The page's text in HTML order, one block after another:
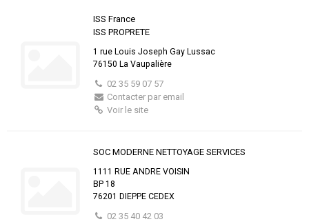
ISS France
ISS PROPRETE
1 rue Louis Joseph Gay Lussac
76150 La Vaupalière
02 35 59 07 57
Contacter par email
Voir le site
SOC MODERNE NETTOYAGE SERVICES
1111 RUE ANDRE VOISIN
BP 18
76201 DIEPPE CEDEX
02 35 40 42 03